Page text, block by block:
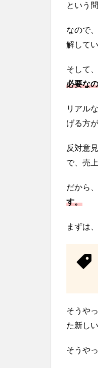
という
なので
解して
そして
必要な
リアル
げる方
反対意
で、売
だから
す。
まずは、
そうや
た新し
そうや